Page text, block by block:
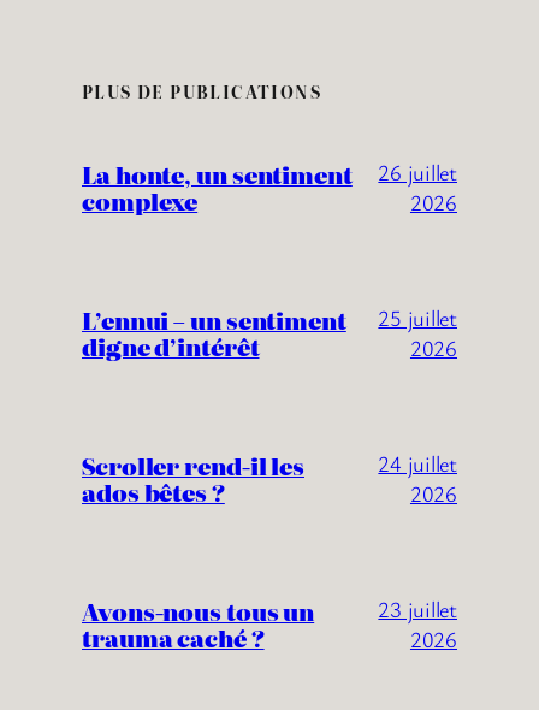
PLUS DE PUBLICATIONS
La honte, un sentiment
complexe
26 juillet
2026
L’ennui – un sentiment
digne d’intérêt
25 juillet
2026
Scroller rend-il les
ados bêtes ?
24 juillet
2026
Avons-nous tous un
trauma caché ?
23 juillet
2026